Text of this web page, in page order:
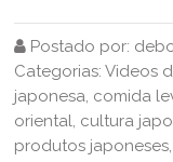
Postado por:
Categorias:Videos
japonesa, comida
oriental, cultura
produtos japoneses,